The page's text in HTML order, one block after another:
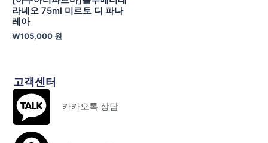
라네오 75ml 미르토 디 파나
레아
₩105,000 원
고객센터
카카오톡 상담